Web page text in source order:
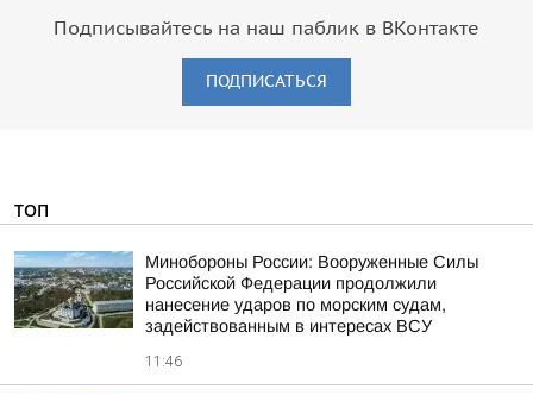
Подписывайтесь на наш паблик в ВКонтакте
ПОДПИСАТЬСЯ
ТОП
Минобороны России: Вооруженные Силы
Российской Федерации продолжили
нанесение ударов по морским судам,
задействованным в интересах ВСУ
11:46